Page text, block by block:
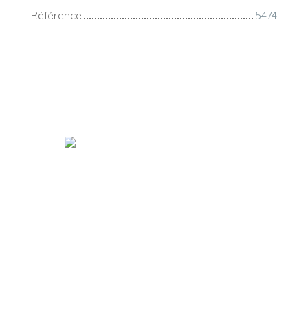
Référence
5474